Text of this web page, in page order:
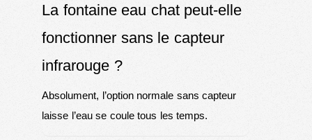
La fontaine eau chat peut-elle
fonctionner sans le capteur
infrarouge ?
Absolument, l’option normale sans capteur
laisse l’eau se coule tous les temps.